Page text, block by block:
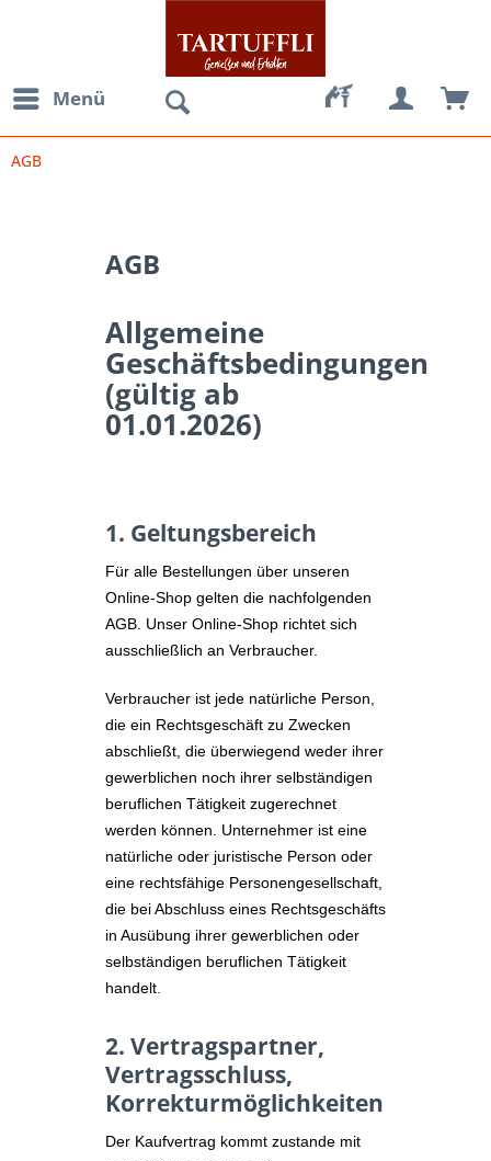
Menü
AGB
AGB
Allgemeine
Geschäftsbedingungen
(gültig ab
01.01.2026)
1. Geltungsbereich
Für alle Bestellungen über unseren
Online-Shop gelten die nachfolgenden
AGB. Unser Online-Shop richtet sich
ausschließlich an Verbraucher.
Verbraucher ist jede natürliche Person,
die ein Rechtsgeschäft zu Zwecken
abschließt, die überwiegend weder ihrer
gewerblichen noch ihrer selbständigen
beruflichen Tätigkeit zugerechnet
werden können. Unternehmer ist eine
natürliche oder juristische Person oder
eine rechtsfähige Personengesellschaft,
die bei Abschluss eines Rechtsgeschäfts
in Ausübung ihrer gewerblichen oder
selbständigen beruflichen Tätigkeit
handelt.
2. Vertragspartner,
Vertragsschluss,
Korrekturmöglichkeiten
Der Kaufvertrag kommt zustande mit